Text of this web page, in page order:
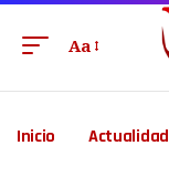
Aa
Inicio Actualidad